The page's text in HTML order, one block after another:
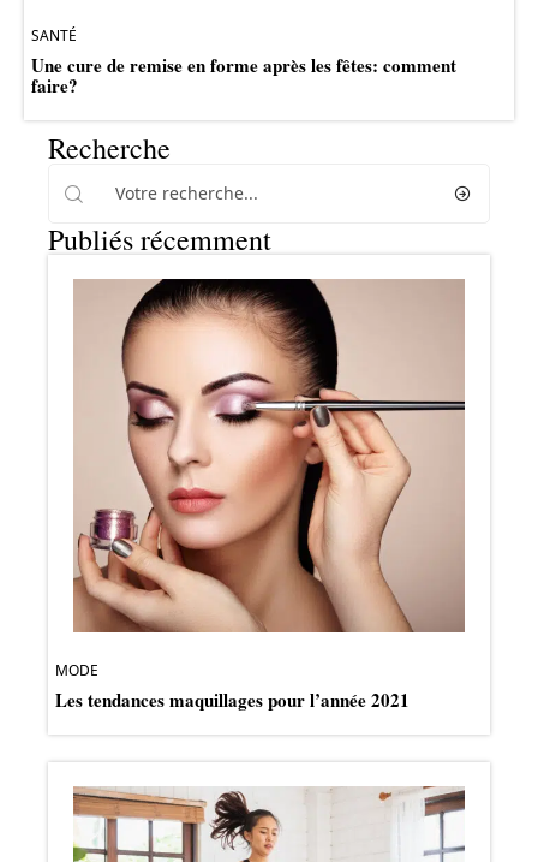
SANTÉ
Une cure de remise en forme après les fêtes: comment
faire?
Recherche
Publiés récemment
MODE
Les tendances maquillages pour l’année 2021